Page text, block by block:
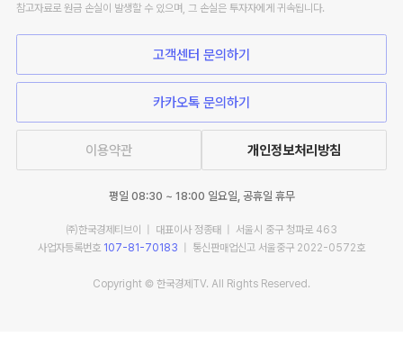
참고자료로 원금 손실이 발생할 수 있으며, 그 손실은 투자자에게 귀속됩니다.
고객센터 문의하기
카카오톡 문의하기
이용약관 개인정보처리방침
평일 08:30 ~ 18:00 일요일, 공휴일 휴무
㈜한국경제티브이 | 대표이사 정종태 | 서울시 중구 청파로 463
사업자등록번호 107-81-70183 | 통신판매업신고 서울중구 2022-0572호
Copyright © 한국경제TV. All Rights Reserved.